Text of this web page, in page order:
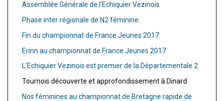
Assemblée Générale de l'Echiquier Vezinois
Phase inter régionale de N2 féminine.
Fin du championnat de France Jeunes 2017.
Erinn au championnat de France Jeunes 2017
L'Echiquier Vezinois est premier de la Départementale 2
Tournois découverte et approfondissement à Dinard
Nos féminines au championnat de Bretagne rapide de